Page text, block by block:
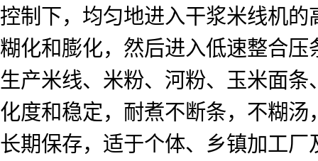
控制下，均匀地进入干浆米线机
糊化和膨化，然后进入低速整合
生产米线、米粉、河粉、玉米面
化度和稳定，耐煮不断条，不糊
长期保存，适于个体、乡镇加工